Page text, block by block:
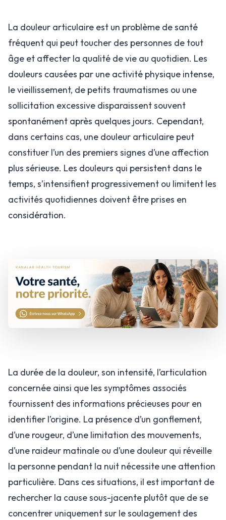
La douleur articulaire est un problème de santé
fréquent qui peut toucher des personnes de tout
âge et affecter la qualité de vie au quotidien. Les
douleurs causées par une activité physique intense,
le vieillissement, de petits traumatismes ou une
sollicitation excessive disparaissent souvent
spontanément après quelques jours. Cependant,
dans certains cas, une douleur articulaire peut
constituer l’un des premiers signes d’une affection
plus sérieuse. Les douleurs qui persistent dans le
temps, s’intensifient progressivement ou limitent les
activités quotidiennes doivent être prises en
considération.
La durée de la douleur, son intensité, l’articulation
concernée ainsi que les symptômes associés
fournissent des informations précieuses pour en
identifier l’origine. La présence d’un gonflement,
d’une rougeur, d’une limitation des mouvements,
d’une raideur matinale ou d’une douleur qui réveille
la personne pendant la nuit nécessite une attention
particulière. Dans ces situations, il est important de
rechercher la cause sous-jacente plutôt que de se
concentrer uniquement sur le soulagement des